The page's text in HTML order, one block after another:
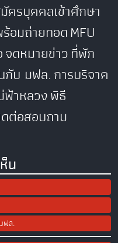
ครบุคคลเข้าศึกษา
อมถ่ายทอดMFU
จดหมายข่าวที่พัก
กับ มฟล.การบริจาค
าหลวงพิธี
ต่อสอบถาม
น
ฟล.